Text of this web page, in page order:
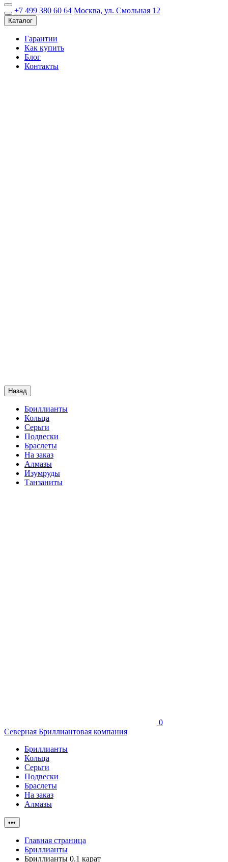
+7 499 380 60 64 Москва, ул. Смольная 12
Каталог
Гарантии
Как купить
Блог
Контакты
Назад
Бриллианты
Кольца
Серьги
Подвески
Браслеты
На заказ
Алмазы
Изумруды
Танзаниты
0
Северная Бриллиантовая компания
Бриллианты
Кольца
Серьги
Подвески
Браслеты
На заказ
Алмазы
•••
Главная страница
Бриллианты
Бриллианты 0.1 карат